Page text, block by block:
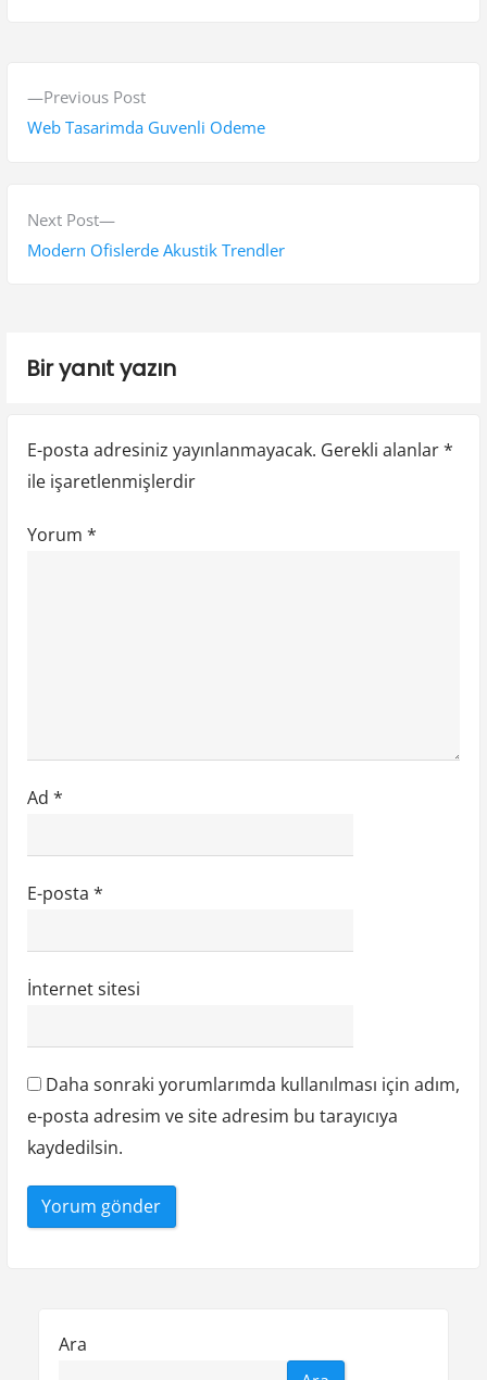
m
Previous PostP
r
o
o
:
Web Tasarimda Guvenli Odeme
Next Post
N
e
o
:
Modern Ofislerde Akustik Trendler
Bir yanıt yazın
E-posta adresiniz yayınlanmayacak. Gerekli alanlar*
ile işaretlenmişlerdir
Yorum *
Ad *
E-posta *
İnternet sitesi
Daha sonraki yorumlarımda kullanılması için adım,
e-posta adresim ve site adresim bu tarayıcıya
kaydedilsin.
Ara